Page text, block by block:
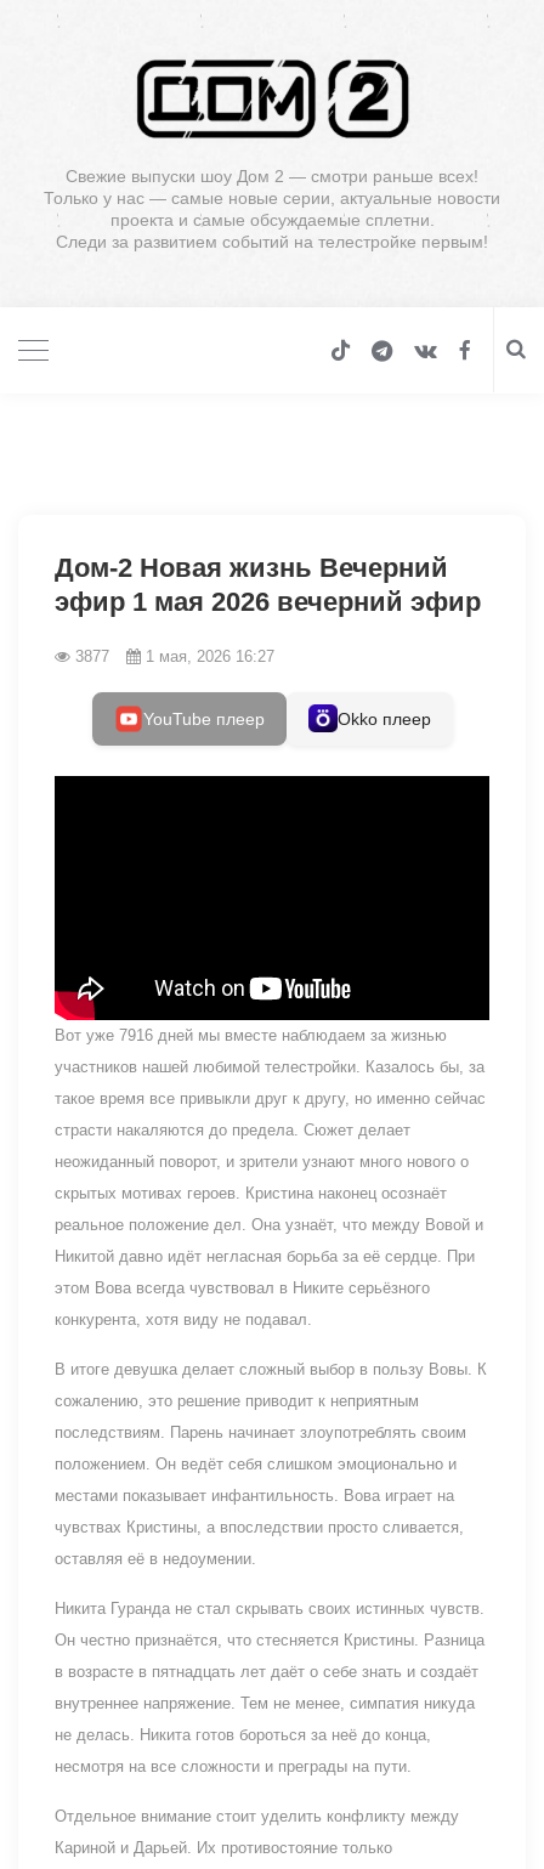
Свежие выпуски шоу Дом 2 — смотри раньше всех!
Только у нас — самые новые серии, актуальные новости
проекта и самые обсуждаемые сплетни.
Следи за развитием событий на телестройке первым!
Дом-2 Новая жизнь Вечерний
эфир 1 мая 2026 вечерний эфир
3877 1 мая, 2026 16:27
YouTube плеер Okko плеер
Вот уже 7916 дней мы вместе наблюдаем за жизнью
участников нашей любимой телестройки. Казалось бы, за
такое время все привыкли друг к другу, но именно сейчас
страсти накаляются до предела. Сюжет делает
неожиданный поворот, и зрители узнают много нового о
скрытых мотивах героев. Кристина наконец осознаёт
реальное положение дел. Она узнаёт, что между Вовой и
Никитой давно идёт негласная борьба за её сердце. При
этом Вова всегда чувствовал в Никите серьёзного
конкурента, хотя виду не подавал.
В итоге девушка делает сложный выбор в пользу Вовы. К
сожалению, это решение приводит к неприятным
последствиям. Парень начинает злоупотреблять своим
положением. Он ведёт себя слишком эмоционально и
местами показывает инфантильность. Вова играет на
чувствах Кристины, а впоследствии просто сливается,
оставляя её в недоумении.
Никита Гуранда не стал скрывать своих истинных чувств.
Он честно признаётся, что стесняется Кристины. Разница
в возрасте в пятнадцать лет даёт о себе знать и создаёт
внутреннее напряжение. Тем не менее, симпатия никуда
не делась. Никита готов бороться за неё до конца,
несмотря на все сложности и преграды на пути.
Отдельное внимание стоит уделить конфликту между
Кариной и Дарьей. Их противостояние только